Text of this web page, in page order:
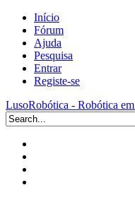
Início
Fórum
Ajuda
Pesquisa
Entrar
Registe-se
LusoRobótica - Robótica